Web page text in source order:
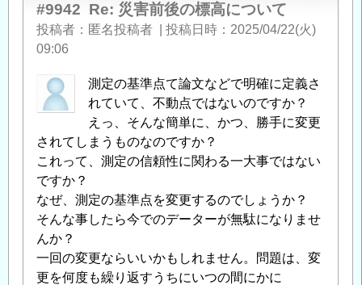
#9942 Re: 災害前後の標高について
投稿者 匿名投稿者 投稿日時
2025/04/22(火)
09:06
測定の基準点て論文などで明確に定義さ
れていて、不動点ではないのですか？
えっ、そんな簡単に、かつ、勝手に変更
されてしまうものなのですか？
これって、測定の信頼性に関わる一大事ではない
ですか？
なぜ、測定の基準点を変更するのでしょうか？
そんな事したら今でのデーターが無駄になりませ
んか？
一回の変更ならいいかもしれません。問題は、変
更を何度も繰り返すうちにいつの間にかに